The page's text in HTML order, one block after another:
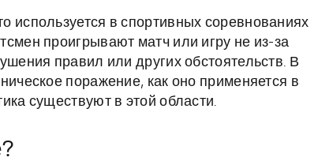
используется в спортивных соревнованиях
проигрывают матч или игру не из-за
правил или других обстоятельств. В
поражение, как оно применяется в
существуют в этой области.